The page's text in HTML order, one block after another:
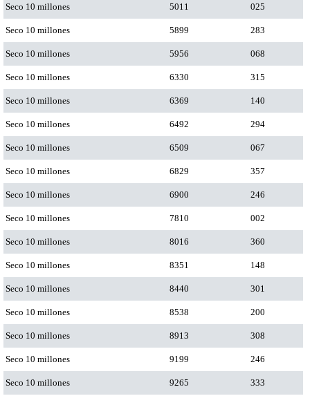
Seco 10 millones 5011 025
Seco 10 millones 5899 283
Seco 10 millones 5956 068
Seco 10 millones 6330 315
Seco 10 millones 6369 140
Seco 10 millones 6492 294
Seco 10 millones 6509 067
Seco 10 millones 6829 357
Seco 10 millones 6900 246
Seco 10 millones 7810 002
Seco 10 millones 8016 360
Seco 10 millones 8351 148
Seco 10 millones 8440 301
Seco 10 millones 8538 200
Seco 10 millones 8913 308
Seco 10 millones 9199 246
Seco 10 millones 9265 333